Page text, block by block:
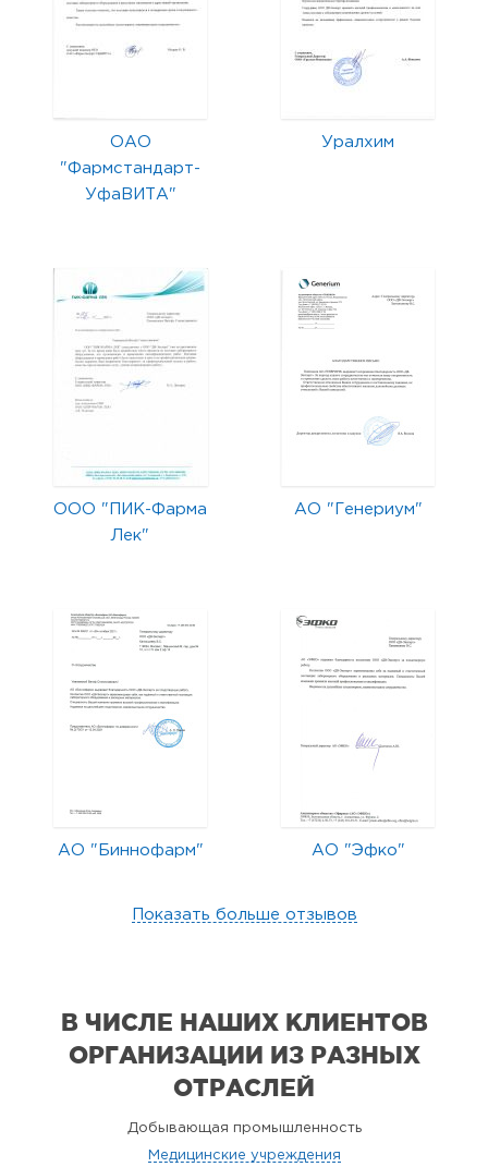
ОАО
"Фармстандарт-
УфаВИТА"
Уралхим
ООО "ПИК-Фарма
Лек"
АО "Генериум"
АО "Биннофарм" АО "Эфко"
Показать больше отзывов
В ЧИСЛЕ НАШИХ КЛИЕНТОВ
ОРГАНИЗАЦИИ ИЗ РАЗНЫХ
ОТРАСЛЕЙ
Добывающая промышленность
Медицинские учреждения